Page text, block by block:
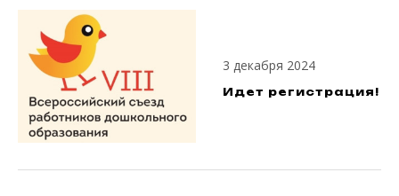
3 декабря 2024
Идет регистрация!